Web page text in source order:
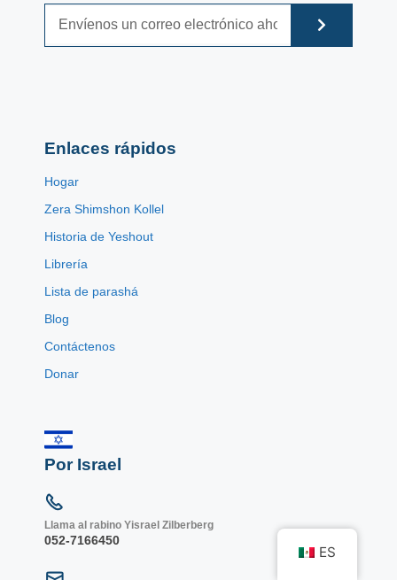
Enlaces rápidos
Hogar
Zera Shimshon Kollel
Historia de Yeshout
Librería
Lista de parashá
Blog
Contáctenos
Donar
Por Israel
Llama al rabino Yisrael Zilberberg
052-7166450
ES